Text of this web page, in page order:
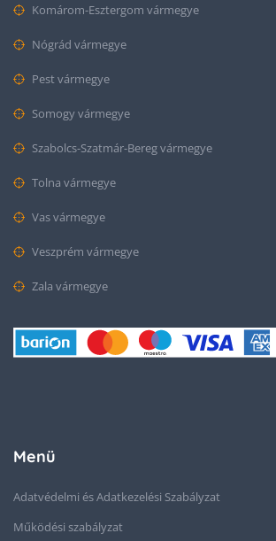
Komárom-Esztergom vármegye
Nógrád vármegye
Pest vármegye
Somogy vármegye
Szabolcs-Szatmár-Bereg vármegye
Tolna vármegye
Vas vármegye
Veszprém vármegye
Zala vármegye
Menü
Adatvédelmi és Adatkezelési Szabályzat
Működési szabályzat